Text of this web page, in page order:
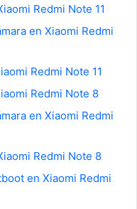
Redmi Note 11
en Xiaomi Redmi
Redmi Note 11
Redmi Note 8
en Xiaomi Redmi
Redmi Note 8
en Xiaomi Redmi